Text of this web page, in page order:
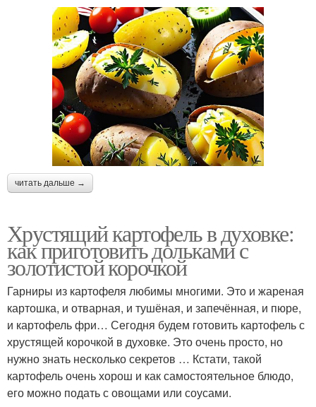
читать дальше →
Хрустящий картофель в духовке:
как приготовить дольками с
золотистой корочкой
Гарниры из картофеля любимы многими. Это и жареная
картошка, и отварная, и тушёная, и запечённая, и пюре,
и картофель фри… Сегодня будем готовить картофель с
хрустящей корочкой в духовке. Это очень просто, но
нужно знать несколько секретов … Кстати, такой
картофель очень хорош и как самостоятельное блюдо,
его можно подать с овощами или соусами.